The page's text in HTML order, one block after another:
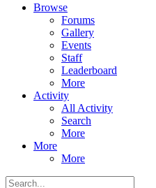
Browse
Forums
Gallery
Events
Staff
Leaderboard
More
Activity
All Activity
Search
More
More
More